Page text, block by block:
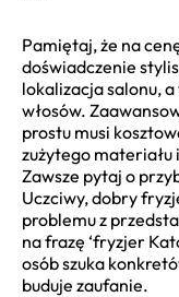
Pamiętaj, że na
doświadczenie
lokalizacja salonu,
włosów.
prostu musi
zużytego
Zawsze pytaj o
Uczciwy, dobry
problemu z
na frazę ‘fryzjer
osób szuka
buduje zaufanie.